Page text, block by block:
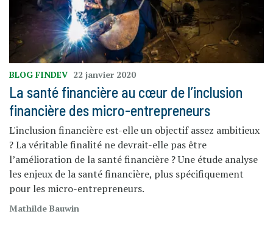
BLOG FINDEV 22 janvier 2020
La santé financière au cœur de l’inclusion
financière des micro-entrepreneurs
L'inclusion financière est-elle un objectif assez ambitieux
? La véritable finalité ne devrait-elle pas être
l’amélioration de la santé financière ? Une étude analyse
les enjeux de la santé financière, plus spécifiquement
pour les micro-entrepreneurs.
Mathilde Bauwin